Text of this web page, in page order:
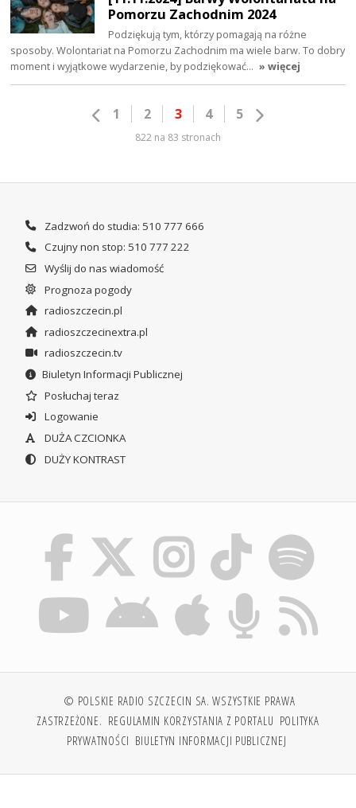
Pomorzu Zachodnim 2024
Podziękują tym, którzy pomagają na różne
sposoby. Wolontariat na Pomorzu Zachodnim ma wiele barw. To dobry
moment i wyjątkowe wydarzenie, by podziękować… » więcej
1 2 3 4 5
822 na 83 stronach
Zadzwoń do studia: 510 777 666
Czujny non stop: 510 777 222
Wyślij do nas wiadomość
Prognoza pogody
radioszczecin.pl
radioszczecinextra.pl
radioszczecin.tv
Biuletyn Informacji Publicznej
Posłuchaj teraz
Logowanie
DUŻA CZCIONKA
DUŻY KONTRAST
© POLSKIE RADIO SZCZECIN SA. WSZYSTKIE PRAWA
ZASTRZEŻONE. REGULAMIN KORZYSTANIA Z PORTALU POLITYKA
PRYWATNOŚCI BIULETYN INFORMACJI PUBLICZNEJ